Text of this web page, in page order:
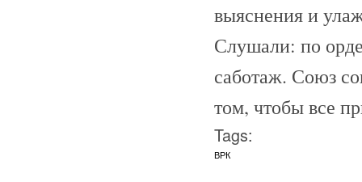
выяснения и
Слушали: по
саботаж. Союз
том, чтобы все
Tags:
ВРК